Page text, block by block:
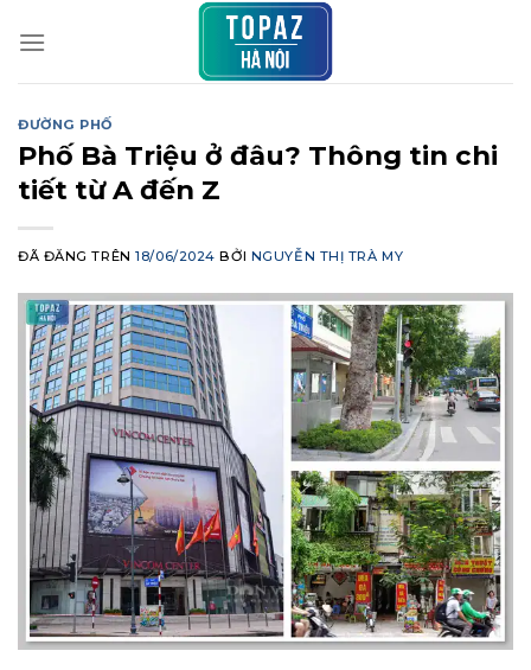
đến
ĐƯỜNG PHỐ
Phố Bà Triệu ở đâu? Thông tin chi
tiết từ A đến Z
ĐÃ ĐĂNG TRÊN18/06/2024 BỞI NGUYỄN THỊ TRÀ MY